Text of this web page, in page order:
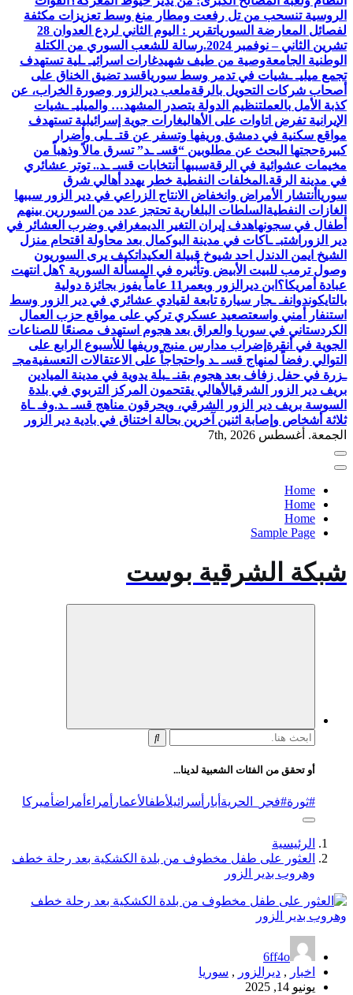
الروسية تنسحب من تل رفعت ومطار منغ وسط تعزيزات مكثفة
لفصائل المعارضة السوريا
تقرير : اليوم الثاني لردع العدوان 28
تشرين الثاني – نوفمبر 2024.
رسالة للشعب السوري من الكتلة
الوطنية الجامعةوصية من طيف شهيدغارات اسرائيـ ـلية تستهدف
تجمع ميليـ ـشيات في تدمر وسط سورياقسد تضيق الخناق على
أصحاب شركات التحويل بالرقةملعب ديرالزور وصورة الخراب، عن
كذبة الأمل بالعملتنظيم الدولة يتصدر المشهد… والميليـ ـشيات
الإيرانية تفرض اتاوات على الأهاليغارات جوية إسرائيلية تستهدف
مواقع سكنية في دمشق وريفها وتسفر عن قتـ ـلى وأضرار
كبيرةحجتها البحث عن مطلوبين “قسـ ـد” تسرق مالاً وذهباً من
مخيمات عشوائية في الرقةسببها أنتخابات قسـ ـد.. توتر عشائري
في مدينة الرقة. المخلفات النفطية خطر يهدد أهالي شرق
سوريا أنتشار الأمراض وانخفاض الانتاج الزراعي في دير الزور سببها
الغازات النفطية السلطات البلغارية تحتجز عدد من السوررين بينهم
أطفال في سجونهاهدف إيران التغير الديمغرافي وضرب العشائر في
دير الزور اشتبـ ـاكات في مدينة البوكمال بعد محاولة اقتحام منزل
الشيخ ايمن الدندل احد شيوخ قبيلة العكيداتكيف يرى السوريون
وصول ترمب للبيت الأبيض وتأثيره في المسألة السورية ؟هل انتهت
عبادة أمريكا؟
ابن ديرالزور وبعمر11 عاماً يفوز بجائزة دولية
بالتايكوندو انفـ ـجار سيارة تابعة لقيادي عشائري في دير الزور وسط
استنفار أمني واسعتصعيد عسكري تركي على مواقع حزب العمال
الكردستاني في سوريا والعراق بعد هجوم استهدف مصنعًا للصناعات
الجوية في أنقرة إضراب مدارس منبج وريفها للأسبوع الرابع على
التوالي رفضاً لمنهاج قسـ ـد واحتجاجاً على الاعتقالات التعسفيةمجـ
ـزرة في حفل زفاف بعد هجوم بقنـ ـبلة يدوية في مدينة الميادين
بريف دير الزور الشرقيالأهالي يقتحمون المركز التربوي في بلدة
السوسة بريف دير الزور الشرقي، ويحرقون مناهج قسـ ـد.وفـ ـاة
ثلاثة أشخاص وإصابة اثنين آخرين بحالة اختناق في بادية دير الزور
الجمعة. أغسطس 7th, 2026
Home
Home
Home
Sample Page
شبكة الشرقية بوست
البحث
أو تحقق من الفئات الشعبية لدينا...
#ثورة#فجر_الحرية أبار أسرائيلأطفالأعمار أمراء أمراضأميركا
الرئيسية
العثور على طفل مخطوف من بلدة الكشكية بعد رحلة خطف
وهروب بدير الزور
6ff4o
اخبار , ديرالزور , سوريا
يونيو 14, 2025